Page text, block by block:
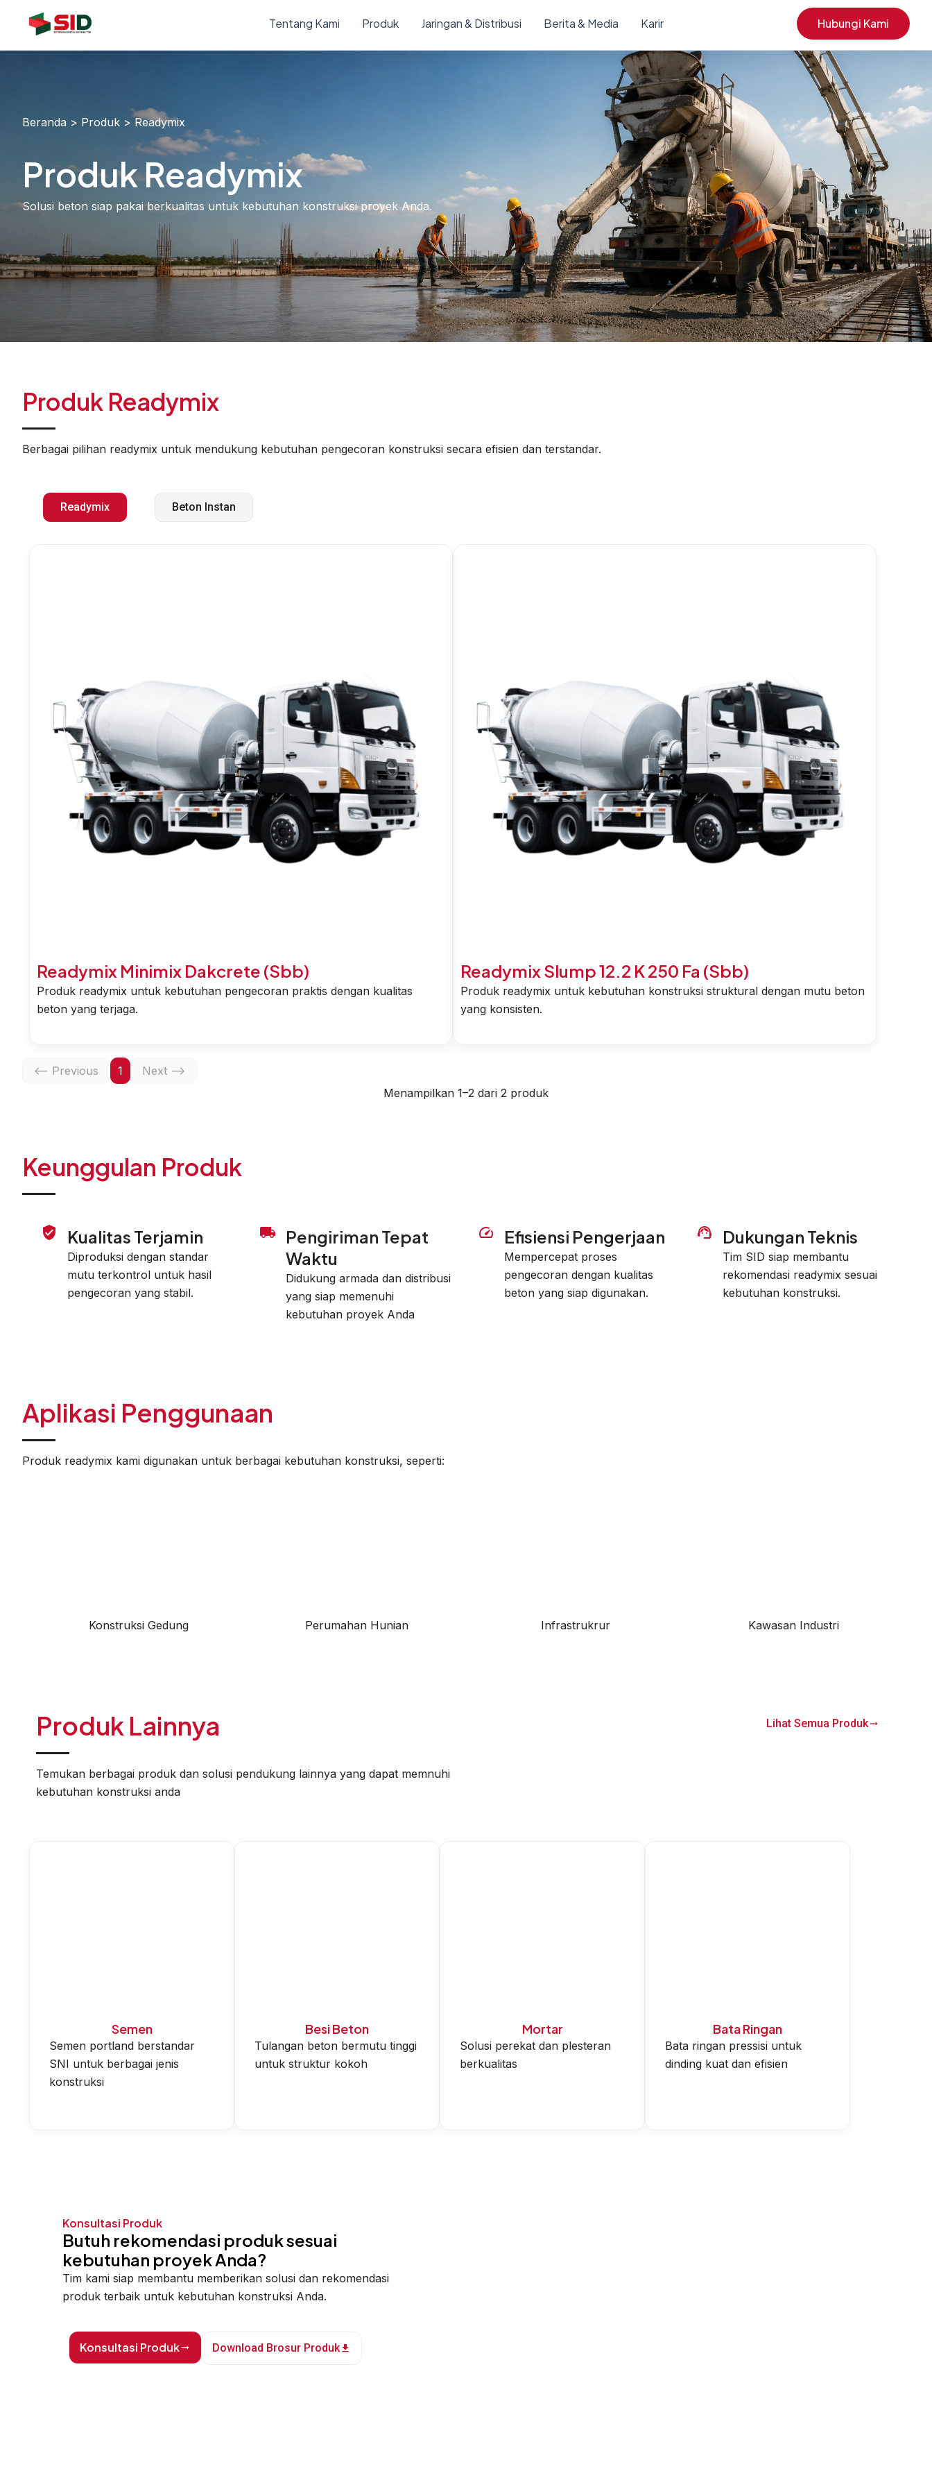
Tentang Kami Produk Jaringan & Distribusi Berita & Media Karir Hubungi Kami
Beranda > Produk > Readymix
Produk Readymix
Solusi beton siap pakai berkualitas untuk kebutuhan konstruksi proyek Anda.
Produk Readymix
Berbagai pilihan readymix untuk mendukung kebutuhan pengecoran konstruksi secara efisien dan terstandar.
Readymix Beton Instan
Readymix Minimix Dakcrete (Sbb)
Produk readymix untuk kebutuhan pengecoran praktis dengan kualitas
beton yang terjaga.
Readymix Slump 12.2 K 250 Fa (Sbb)
Produk readymix untuk kebutuhan konstruksi struktural dengan mutu beton
yang konsisten.
<-- Previous 1
Next -->
Menampilkan 1–2 dari 2 produk
Keunggulan Produk
Kualitas Terjamin
Diproduksi dengan standar
mutu terkontrol untuk hasil
pengecoran yang stabil.
Pengiriman Tepat
Waktu
Didukung armada dan distribusi
yang siap memenuhi
kebutuhan proyek Anda
Efisiensi Pengerjaan
Mempercepat proses
pengecoran dengan kualitas
beton yang siap digunakan.
Dukungan Teknis
Tim SID siap membantu
rekomendasi readymix sesuai
kebutuhan konstruksi.
Aplikasi Penggunaan
Produk readymix kami digunakan untuk berbagai kebutuhan konstruksi, seperti:
Konstruksi Gedung Perumahan Hunian Infrastrukrur Kawasan Industri
Produk Lainnya
Temukan berbagai produk dan solusi pendukung lainnya yang dapat memnuhi
kebutuhan konstruksi anda
Lihat Semua Produk
Semen
Semen portland berstandar
SNI untuk berbagai jenis
konstruksi
Besi Beton
Tulangan beton bermutu tinggi
untuk struktur kokoh
Mortar
Solusi perekat dan plesteran
berkualitas
Bata Ringan
Bata ringan pressisi untuk
dinding kuat dan efisien
Konsultasi Produk
Butuh rekomendasi produk sesuai
kebutuhan proyek Anda?
Tim kami siap membantu memberikan solusi dan rekomendasi
produk terbaik untuk kebutuhan konstruksi Anda.
Konsultasi Produk Download Brosur Produk